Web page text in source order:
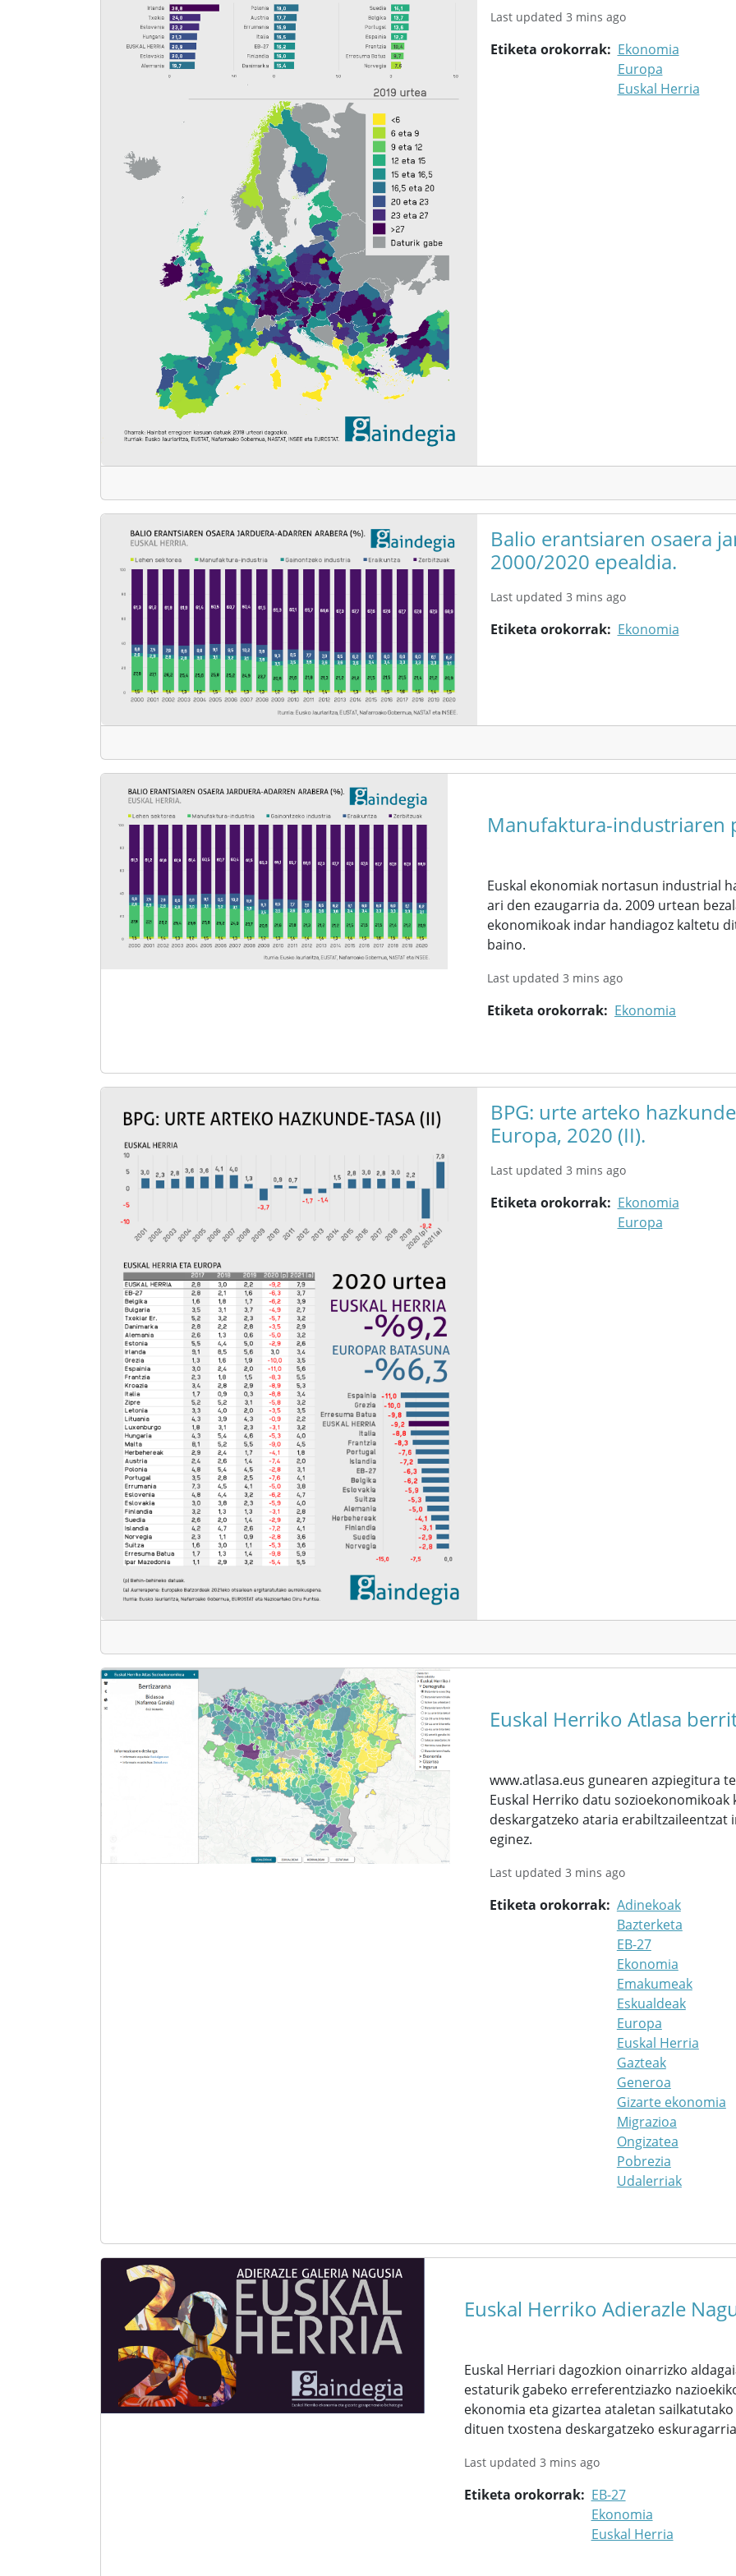
Last updated 3 mins ago
Etiketa orokorrak
Ekonomia
Europa
Euskal Herria
Balio erantsiaren osaera
2000/2020 epealdia.
Last updated 3 mins ago
Etiketa orokorrak Ekonomia
Manufaktura-industriaren
Euskal ekonomiak nortasun industrial
ari den ezaugarria da. 2009 urtean
ekonomikoak indar handiagoz kaltetu
baino.
Last updated 3 mins ago
Etiketa orokorrak Ekonomia
BPG: urte arteko
Europa, 2020 (II).
Last updated 3 mins ago
Etiketa orokorrak
Ekonomia
Europa
Euskal Herriko Atlasa
www.atlasa.eus gunearen azpiegitura
Euskal Herriko datu
deskargatzeko ataria
eginez.
Last updated 3 mins ago
Etiketa orokorrak Adinekoak
Bazterketa
EB-27
Ekonomia
Emakumeak
Eskualdeak
Europa
Euskal Herria
Gazteak
Generoa
Gizarte ekonomia
Migrazioa
Ongizatea
Pobrezia
Udalerriak
Euskal Herriko Adierazle
Euskal Herriari dagozkion oinarrizko
estaturik gabeko erreferentziazko
ekonomia eta gizartea ataletan
dituen txostena deskargatzeko
Last updated 3 mins ago
Etiketa orokorrak
EB-27
Ekonomia
Euskal Herria